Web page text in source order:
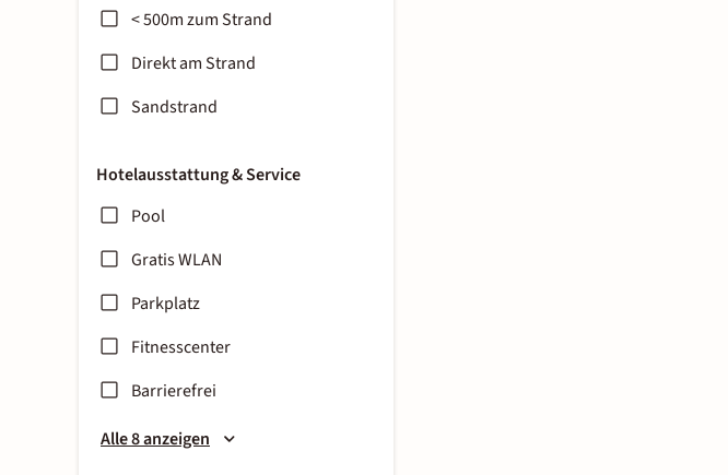
< 500m zum Strand
Direkt am Strand
Sandstrand
Hotelausstattung & Service
Pool
Gratis WLAN
Parkplatz
Fitnesscenter
Barrierefrei
Alle 8 anzeigen